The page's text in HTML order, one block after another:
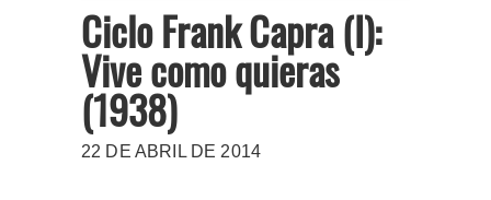
Ciclo Frank Capra (I):
Vive como quieras
(1938)
22 DE ABRIL DE 2014